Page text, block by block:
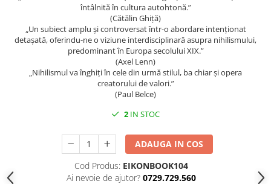
Capital
Evenimentul Istoric
Evenimentul istoric - editii
electronice
întâlnită în cultura autohtonă.”
(Cătălin Ghiță)
„Un subiect amplu și controversat într-o abordare intenționat
detașată, oferindu-ne o viziune interdisciplinară asupra nihilismului,
predominant în Europa secolului XIX.”
(Axel Lenn)
„Nihilismul va înghiți în cele din urmă stilul, ba chiar și opera
creatorului de valori.”
(Paul Belce)
2 IN STOC
ADAUGA IN COS
Cod Produs: EIKONBOOK104
Ai nevoie de ajutor? 0729.729.560